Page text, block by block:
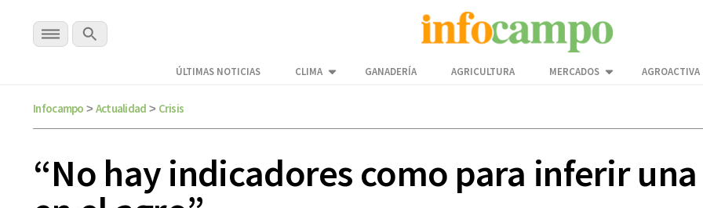
ÚLTIMAS NOTICIAS CLIMA GANADERÍA AGRICULTURA MERCADOS AGROACTIVA
Infocampo > Actualidad > Crisis
“No hay indicadores como para inferir